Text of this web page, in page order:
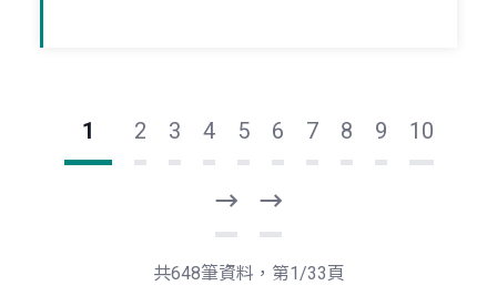
1 2 3 4 5 6 7 8 9 10
一
頁
後
一
共648筆資料，第1/33頁